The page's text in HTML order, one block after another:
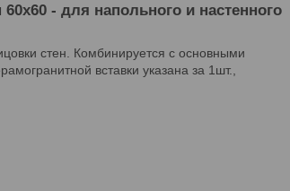
60х60 - для напольного и настенного
стен. Комбинируется с основными
вставки указана за 1шт.,